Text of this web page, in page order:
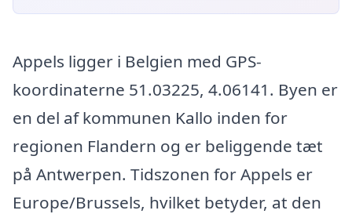
Appels ligger i Belgien med GPS-
koordinaterne 51.03225, 4.06141. Byen er
en del af kommunen Kallo inden for
regionen Flandern og er beliggende tæt
på Antwerpen. Tidszonen for Appels er
Europe/Brussels, hvilket betyder, at den